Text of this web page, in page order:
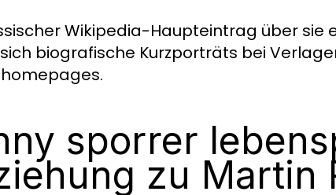
Wikipedia-Haupteintrag über sie
biografische Kurzporträts bei
sporrer
zu Martin